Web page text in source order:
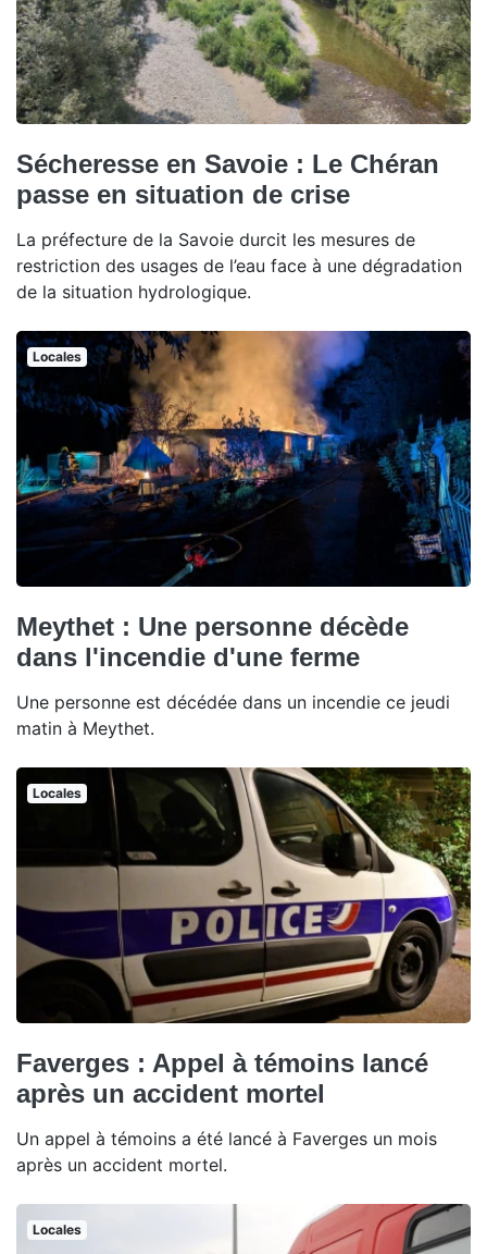
Sécheresse en Savoie : Le Chéran
passe en situation de crise
La préfecture de la Savoie durcit les mesures de
restriction des usages de l’eau face à une dégradation
de la situation hydrologique.
Locales
Meythet : Une personne décède
dans l'incendie d'une ferme
Une personne est décédée dans un incendie ce jeudi
matin à Meythet.
Locales
Faverges : Appel à témoins lancé
après un accident mortel
Un appel à témoins a été lancé à Faverges un mois
après un accident mortel.
Locales